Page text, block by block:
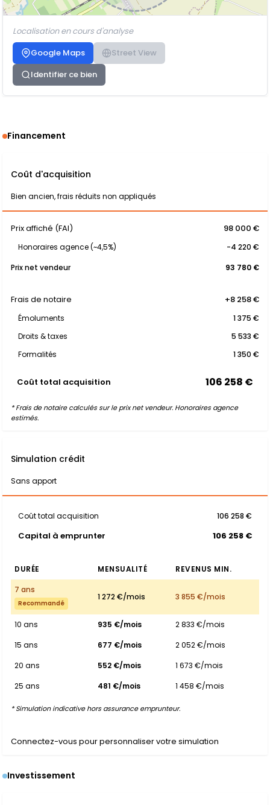
Localisation en cours d'analyse
Google Maps
Street View
Identifier ce bien
Financement
Coût d'acquisition
Bien ancien, frais réduits non appliqués
Prix affiché (FAI) 98 000 €
Honoraires agence (~4,5%)
-4 220 €
Prix net vendeur
93 780 €
Frais de notaire +8 258 €
Émoluments
1 375 €
Droits & taxes
5 533 €
Formalités
1 350 €
Coût total acquisition 106 258 €
* Frais de notaire calculés sur le prix net vendeur. Honoraires agence
estimés.
Simulation crédit
Sans apport
Coût total acquisition 106 258 €
Capital à emprunter 106 258 €
DURÉE MENSUALITÉ
REVENUS MIN.
7 ans
Recommandé
1 272 €/mois 3 855 €/mois
10 ans 935 €/mois
2 833 €/mois
15 ans
677 €/mois
2 052 €/mois
20 ans
552 €/mois
1 673 €/mois
25 ans
481 €/mois 1 458 €/mois
* Simulation indicative hors assurance emprunteur.
Connectez-vous pour personnaliser votre simulation
Investissement